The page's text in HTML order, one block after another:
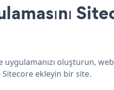
oluşturun,
ekleyin bir site.